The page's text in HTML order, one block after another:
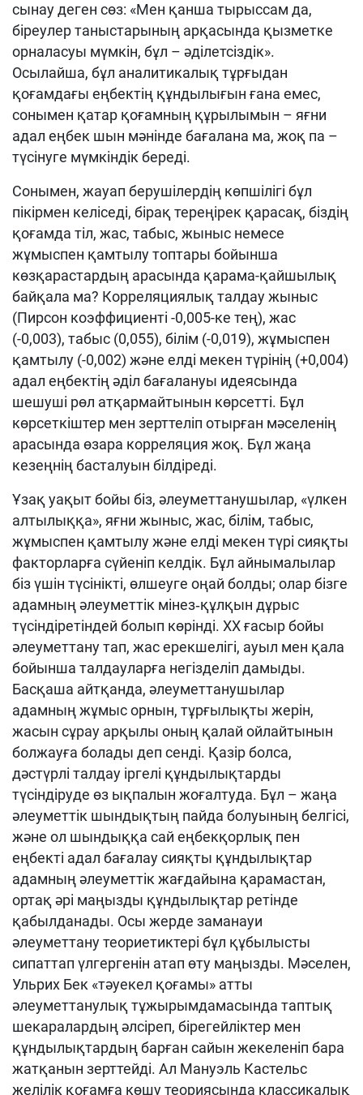
сынау деген сөз: «Мен қанша тырыссам да,
біреулер таныстарының арқасында қызметке
орналасуы мүмкін, бұл – әділетсіздік».
Осылайша, бұл аналитикалық тұрғыдан
қоғамдағы еңбектің құндылығын ғана емес,
сонымен қатар қоғамның құрылымын – яғни
адал еңбек шын мәнінде бағалана ма, жоқ па –
түсінуге мүмкіндік береді.
Сонымен, жауап берушілердің көпшілігі бұл
пікірмен келіседі, бірақ тереңірек қарасақ, біздің
қоғамда тіл, жас, табыс, жыныс немесе
жұмыспен қамтылу топтары бойынша
көзқарастардың арасында қарама-қайшылық
байқала ма? Корреляциялық талдау жыныс
(Пирсон коэффициенті -0,005-ке тең), жас
(-0,003), табыс (0,055), білім (-0,019), жұмыспен
қамтылу (-0,002) және елді мекен түрінің (+0,004)
адал еңбектің әділ бағалануы идеясында
шешуші рөл атқармайтынын көрсетті. Бұл
көрсеткіштер мен зерттеліп отырған мәселенің
арасында өзара корреляция жоқ. Бұл жаңа
кезеңнің басталуын білдіреді.
Ұзақ уақыт бойы біз, әлеуметтанушылар, «үлкен
алтылыққа», яғни жыныс, жас, білім, табыс,
жұмыспен қамтылу және елді мекен түрі сияқты
факторларға сүйеніп келдік. Бұл айнымалылар
біз үшін түсінікті, өлшеуге оңай болды; олар бізге
адамның әлеуметтік мінез‑құлқын дұрыс
түсіндіретіндей болып көрінді. ХХ ғасыр бойы
әлеуметтану тап, жас ерекшелігі, ауыл мен қала
бойынша талдауларға негізделіп дамыды.
Басқаша айтқанда, әлеуметтанушылар
адамның жұмыс орнын, тұрғылықты жерін,
жасын сұрау арқылы оның қалай ойлайтынын
болжауға болады деп сенді. Қазір болса,
дәстүрлі талдау іргелі құндылықтарды
түсіндіруде өз ықпалын жоғалтуда. Бұл – жаңа
әлеуметтік шындықтың пайда болуының белгісі,
және ол шындыққа сай еңбекқорлық пен
еңбекті адал бағалау сияқты құндылықтар
адамның әлеуметтік жағдайына қарамастан,
ортақ әрі маңызды құндылықтар ретінде
қабылданады. Осы жерде заманауи
әлеуметтану теориетиктері бұл құбылысты
сипаттап үлгергенін атап өту маңызды. Мәселен,
Ульрих Бек «тәуекел қоғамы» атты
әлеуметтанулық тұжырымдамасында таптық
шекаралардың әлсіреп, бірегейліктер мен
құндылықтардың барған сайын жекеленіп бара
жатқанын зерттейді. Ал Мануэль Кастельс
желілік қоғамға көшу теориясында классикалық